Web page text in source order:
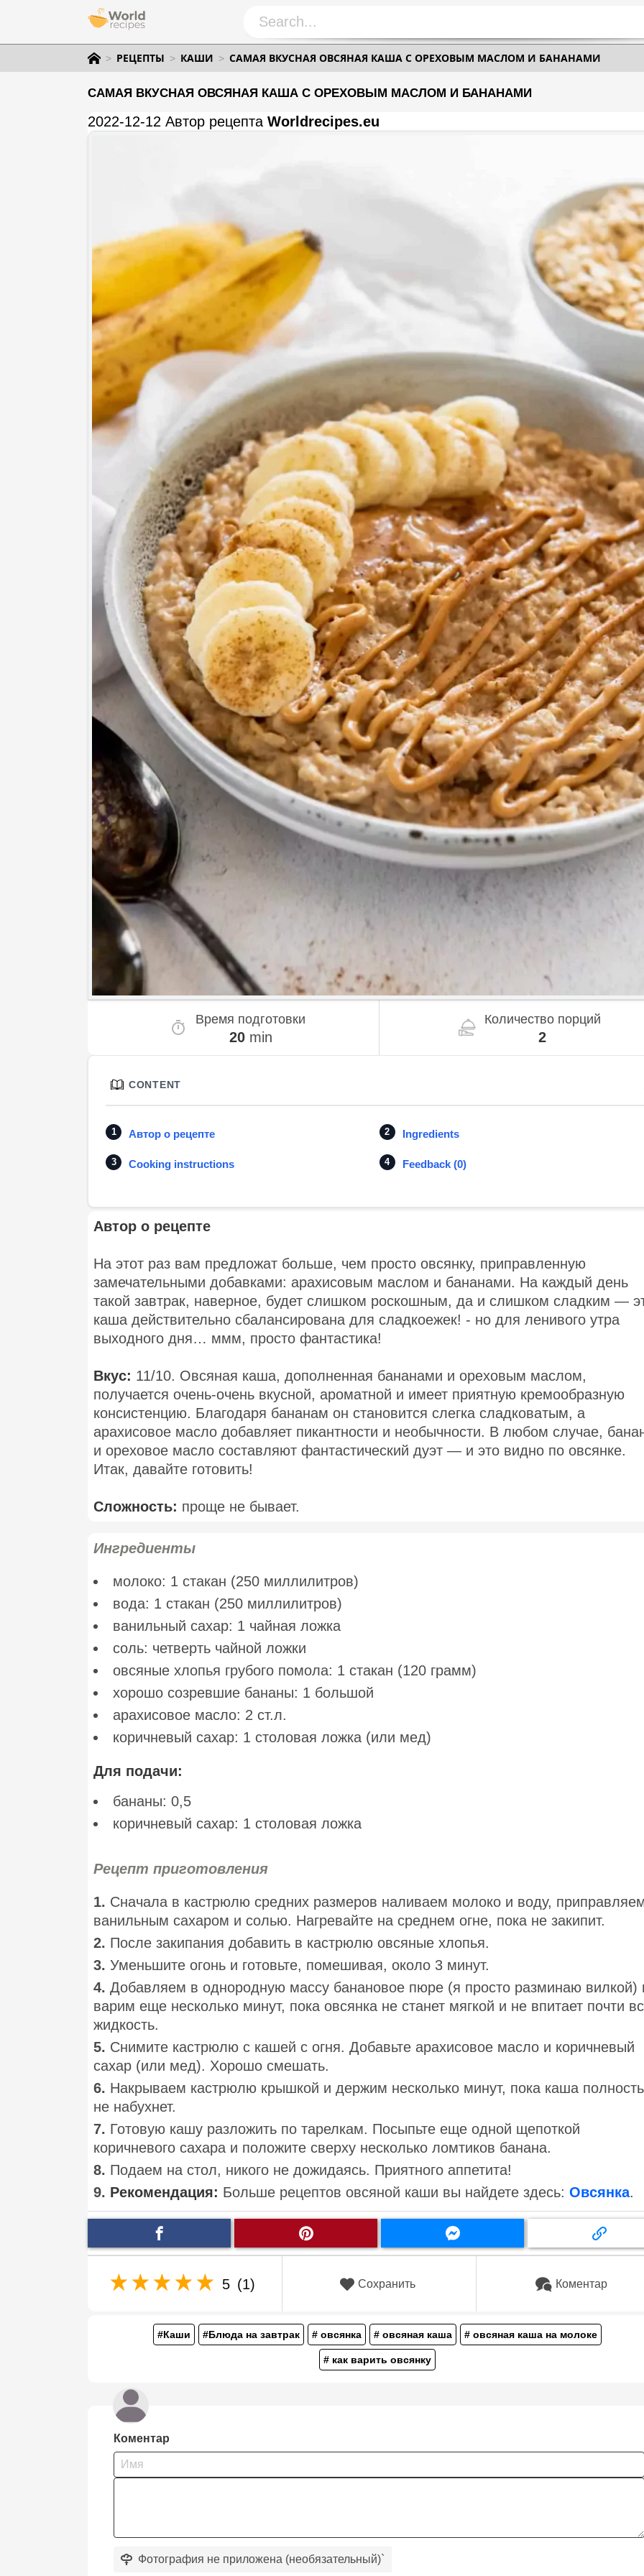
РЕЦЕПТЫ КАШИ САМАЯ ВКУСНАЯ ОВСЯНАЯ КАША С ОРЕХОВЫМ МАСЛОМ И БАНАНАМИ
САМАЯ ВКУСНАЯ ОВСЯНАЯ КАША С ОРЕХОВЫМ МАСЛОМ И БАНАНАМИ
2022-12-12 Автор рецепта Worldrecipes.eu
Время подготовки
20min
Количество порций
2
CONTENT
Автор о рецепте Ingredients
Cooking instructions Feedback (0)
Автор о рецепте
На этот раз вам предложат больше, чем просто овсянку, приправленную
замечательными добавками: арахисовым маслом и бананами. На каждый день
такой завтрак, наверное, будет слишком роскошным, да и слишком сладким —
каша действительно сбалансирована для сладкоежек! - но для ленивого утра
выходного дня… ммм, просто фантастика!
Вкус: 11/10. Овсяная каша, дополненная бананами и ореховым маслом,
получается очень-очень вкусной, ароматной и имеет приятную кремообразную
консистенцию. Благодаря бананам он становится слегка сладковатым, а
арахисовое масло добавляет пикантности и необычности. В любом случае,
и ореховое масло составляют фантастический дуэт — и это видно по овсянке.
Итак, давайте готовить!
Сложность: проще не бывает.
Ингредиенты
молоко: 1 стакан (250 миллилитров)
вода: 1 стакан (250 миллилитров)
ванильный сахар: 1 чайная ложка
соль: четверть чайной ложки
овсяные хлопья грубого помола: 1 стакан (120 грамм)
хорошо созревшие бананы: 1 большой
арахисовое масло: 2 ст.л.
коричневый сахар: 1 столовая ложка (или мед)
Для подачи:
бананы: 0,5
коричневый сахар: 1 столовая ложка
Рецепт приготовления
1. Сначала в кастрюлю средних размеров наливаем молоко и воду,
ванильным сахаром и солью. Нагревайте на среднем огне, пока не закипит.
2. После закипания добавить в кастрюлю овсяные хлопья.
3. Уменьшите огонь и готовьте, помешивая, около 3 минут.
4. Добавляем в однородную массу банановое пюре (я просто разминаю вилкой)
варим еще несколько минут, пока овсянка не станет мягкой и не впитает почти
жидкость.
5. Снимите кастрюлю с кашей с огня. Добавьте арахисовое масло и коричневый
сахар (или мед). Хорошо смешать.
6. Накрываем кастрюлю крышкой и держим несколько минут, пока каша
не набухнет.
7. Готовую кашу разложить по тарелкам. Посыпьте еще одной щепоткой
коричневого сахара и положите сверху несколько ломтиков банана.
8. Подаем на стол, никого не дожидаясь. Приятного аппетита!
9. Рекомендация: Больше рецептов овсяной каши вы найдете здесь: Овсянка.
5 (1) Сохранить Коментар
#Каши #Блюда на завтрак # овсянка # овсяная каша # овсяная каша на молоке
# как варить овсянку
Коментар
Фотография не приложена (необязательный)`